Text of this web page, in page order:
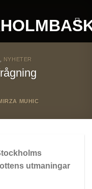
NYHETER
MUHIC
utmaningar